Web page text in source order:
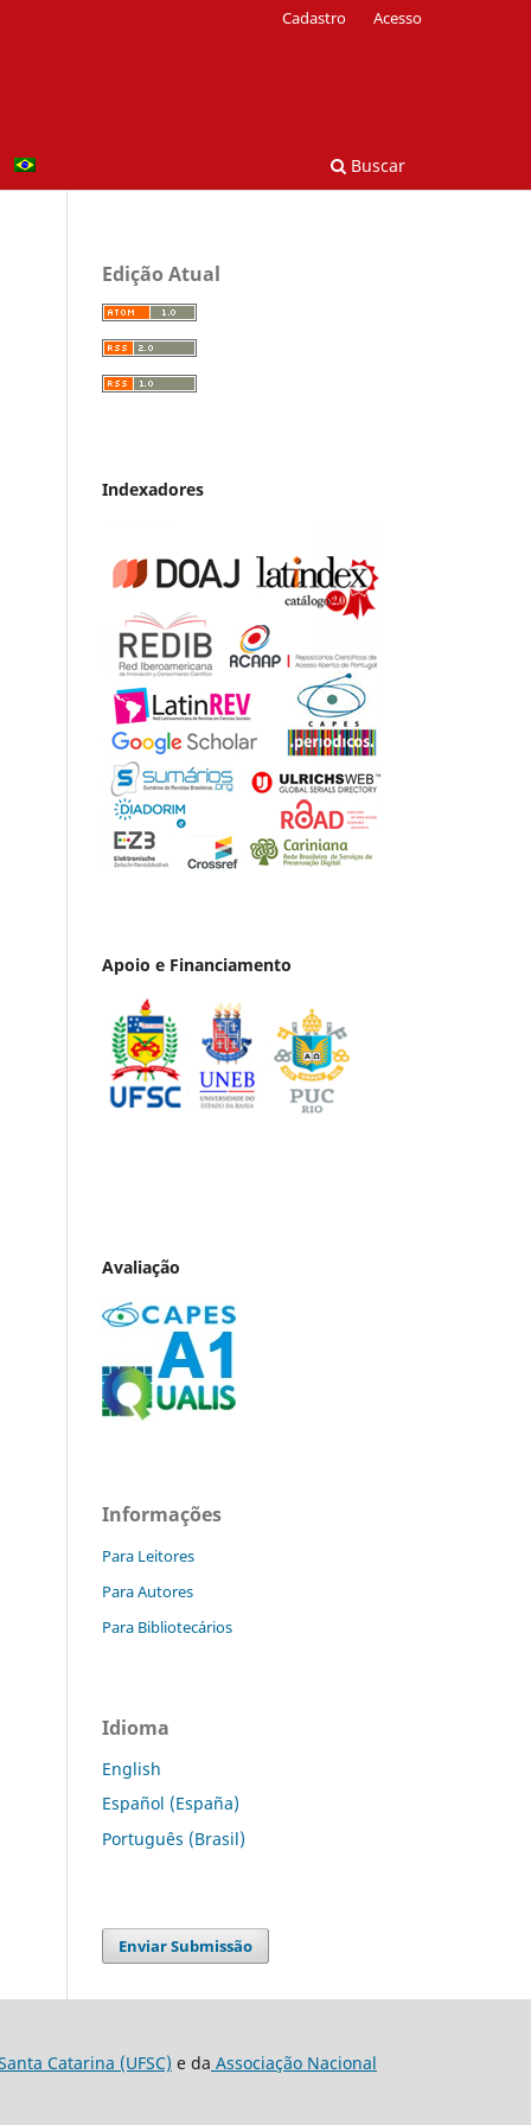
Buscar
Cadastro Acesso
Edição Atual
Indexadores
Apoio e Financiamento
Avaliação
Informações
Para Leitores
Para Autores
Para Bibliotecários
Idioma
English
Español (España)
Português (Brasil)
Enviar Submissão
Catarina (UFSC) e da Associação Nacional